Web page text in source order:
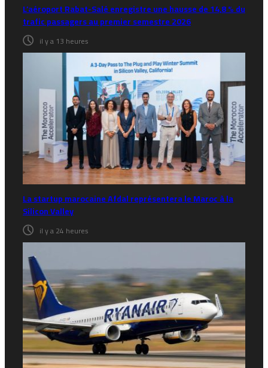
L’aéroport Rabat-Salé enregistre une hausse de 14,8 % du
trafic passagers au premier semestre 2026
il y a 13 heures
La startup marocaine Afdal représentera le Maroc à la
Silicon Valley
il y a 24 heures